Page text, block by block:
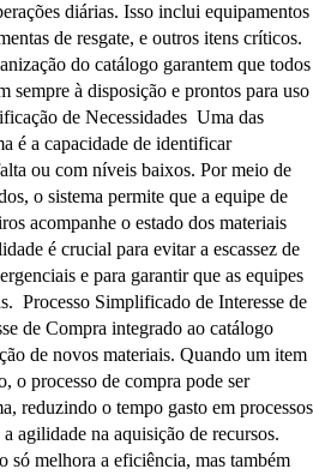
diárias. Isso inclui equipamentos
de resgate, e outros itens críticos.
do catálogo garantem que todos
sempre à disposição e prontos para uso
de Necessidades Uma das
é a capacidade de identificar
ou com níveis baixos. Por meio de
o sistema permite que a equipe de
acompanhe o estado dos materiais
é crucial para evitar a escassez de
e para garantir que as equipes
Processo Simplificado de Interesse de
de Compra integrado ao catálogo
de novos materiais. Quando um item
o processo de compra pode ser
reduzindo o tempo gasto em processos
agilidade na aquisição de recursos.
só melhora a eficiência, mas também